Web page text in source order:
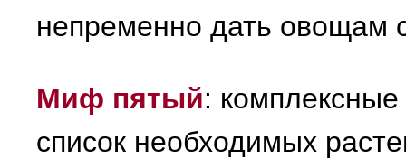
непременно дать овощам
Миф пятый:
список необходимых